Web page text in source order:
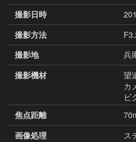
撮影日時
撮影方法
撮影地
兵
撮影機材
望
カ
ビ
焦点距離
画像処理
ス